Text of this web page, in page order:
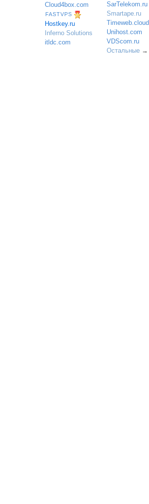
Cloud4box.com
FASTVPS
Hostkey.ru
Inferno Solutions
itldc.com
SarTelekom.ru
Smartape.ru
Timeweb.cloud
Unihost.com
VDScom.ru
Остальные →